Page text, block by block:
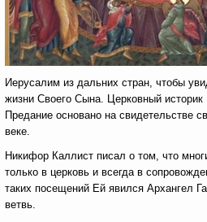
Иерусалим из дальних стран, чтобы
жизни Своего Сына. Церковный
Предание основано на свидетельстве
веке.
Никифор Каллист писал о том, что
только в церковь и всегда в
таких посещений Ей явился Архангел
ветвь.